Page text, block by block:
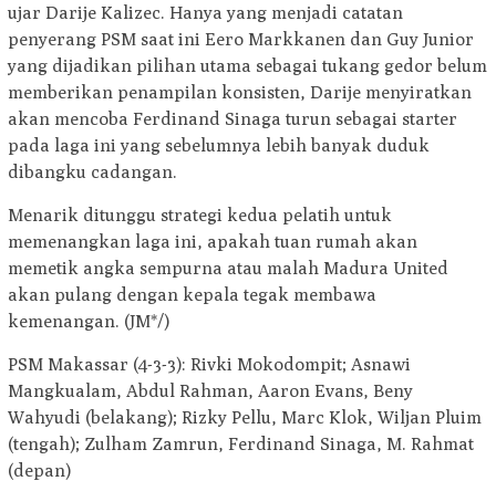
ujar Darije Kalizec. Hanya yang menjadi catatan
penyerang PSM saat ini Eero Markkanen dan Guy Junior
yang dijadikan pilihan utama sebagai tukang gedor belum
memberikan penampilan konsisten, Darije menyiratkan
akan mencoba Ferdinand Sinaga turun sebagai starter
pada laga ini yang sebelumnya lebih banyak duduk
dibangku cadangan.
Menarik ditunggu strategi kedua pelatih untuk
memenangkan laga ini, apakah tuan rumah akan
memetik angka sempurna atau malah Madura United
akan pulang dengan kepala tegak membawa
kemenangan. (JM*/)
PSM Makassar (4-3-3): Rivki Mokodompit; Asnawi
Mangkualam, Abdul Rahman, Aaron Evans, Beny
Wahyudi (belakang); Rizky Pellu, Marc Klok, Wiljan Pluim
(tengah); Zulham Zamrun, Ferdinand Sinaga, M. Rahmat
(depan)